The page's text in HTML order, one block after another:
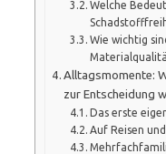
Welche
Wie wichtig
Alltagsmomente:
zur Entscheidung
Das erste
Auf Reisen